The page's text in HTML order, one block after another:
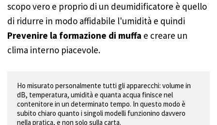
scopo vero e proprio di un deumidificatore è quello
di ridurre in modo affidabile l'umidità e quindi
Prevenire la formazione di muffa e creare un
clima interno piacevole.
Ho misurato personalmente tutti gli apparecchi: volume in
dB, temperatura, umidità e quanta acqua finisce nel
contenitore in un determinato tempo. In questo modo è
subito chiaro quanto i singoli modelli funzionino davvero
nella pratica, e non solo sulla carta.